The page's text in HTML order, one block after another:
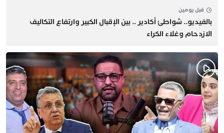
قبل يومين
بالفيديو.. شواطئ أكادير .. بين الإقبال الكبير وارتفاع التكاليف
الازدحام وغلاء الكراء